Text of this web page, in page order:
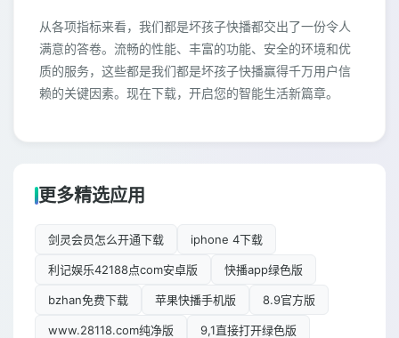
从各项指标来看，我们都是坏孩子快播都交出了一份令人
满意的答卷。流畅的性能、丰富的功能、安全的环境和优
质的服务，这些都是我们都是坏孩子快播赢得千万用户信
赖的关键因素。现在下载，开启您的智能生活新篇章。
更多精选应用
剑灵会员怎么开通下载 iphone 4下载
利记娱乐42188点com安卓版 快播app绿色版
bzhan免费下载 苹果快播手机版 8.9官方版
www.28118.com纯净版 9,1直接打开绿色版